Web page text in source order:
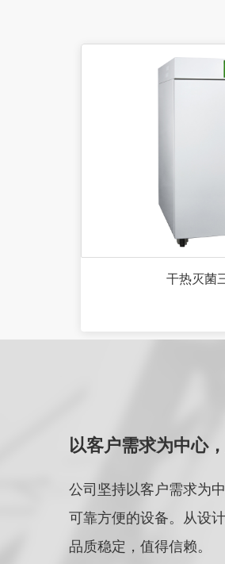
干热灭菌
公司坚持以客户需求为
可靠方便的设备。从设
品质稳定，值得信赖。
以客户需求为中心